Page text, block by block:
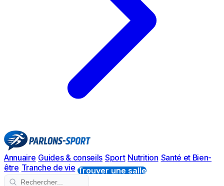
Annuaire Guides & conseils Sport Nutrition Santé et Bien-
être Tranche de vie Trouver une salle